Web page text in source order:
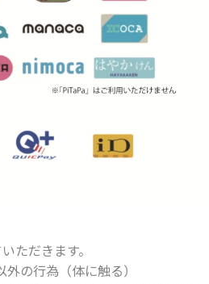
ただきます。
の行為（体に触る）